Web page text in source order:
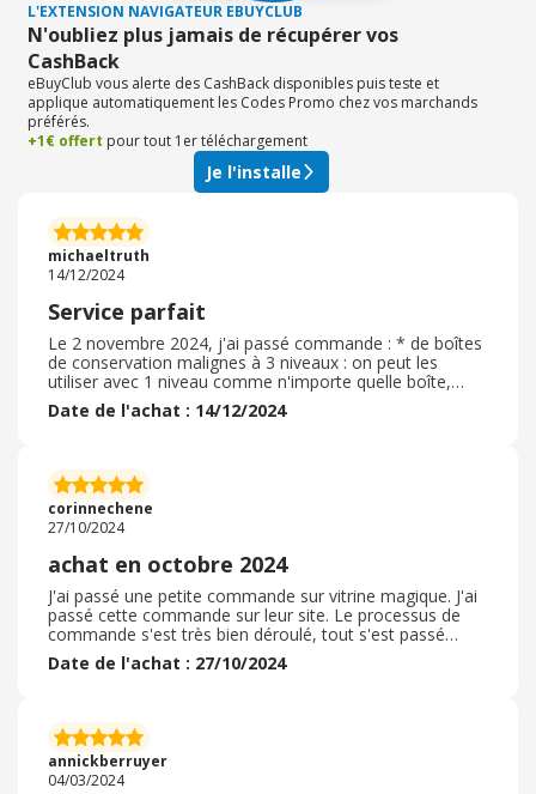
L'EXTENSION NAVIGATEUR EBUYCLUB
N'oubliez plus jamais de récupérer vos
CashBack
eBuyClub vous alerte des CashBack disponibles puis teste et
applique automatiquement les Codes Promo chez vos marchands
préférés.
+1€ offert pour tout 1er téléchargement
Je l'installe
michaeltruth
14/12/2024
Service parfait
Le 2 novembre 2024, j'ai passé commande : * de boîtes
de conservation malignes à 3 niveaux : on peut les
utiliser avec 1 niveau comme n'importe quelle boîte,
avec 2 niveaux ou 3 niveaux * d'un panier à linge pliable,
très pratique car il tient peu de place et à une bonne
souvenir d'avoir eu un problème avec l'emballage. Je n'ai
pas eu à retourner les objets commandés et je les utilise
depuis 1 mois et demi avec bonheur.
Date de l'achat : 14/12/2024
corinnechene
27/10/2024
achat en octobre 2024
J'ai passé une petite commande sur vitrine magique. J'ai
passé cette commande sur leur site. Le processus de
commande s'est très bien déroulé, tout s'est passé
parfaitement. La livraison a été rapide, j'ai retrouvé mon
colis dans ma boite aux lettres. L'emballage était parfait,
accrocher à des paquets entamés comme des petits
pains grillés afin qu'ils ne sèchent pas. J'ai aussi
commandé des décorations à mettre dans mes plantes
qui retiennent le soleil le jour et deviennent fluorescents
Date de l'achat : 27/10/2024
annickberruyer
04/03/2024